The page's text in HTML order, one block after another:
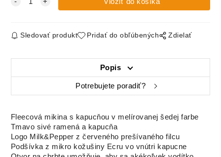
Sledovať produkt Pridať do obľúbených Zdielať
Popis
Potrebujete poradiť?
Fleecová mikina s kapucňou v melírovanej šedej farbe
Tmavo sivé ramená a kapucňa
Logo Milk&Pepper z červeného prešívaného filcu
Podšívka z mikro kožušiny Ecru vo vnútri kapucne